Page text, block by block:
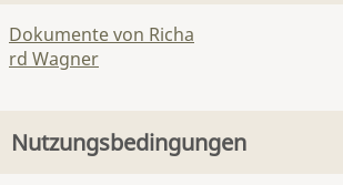
Dokumente von Richa
rd Wagner
Nutzungsbedingungen